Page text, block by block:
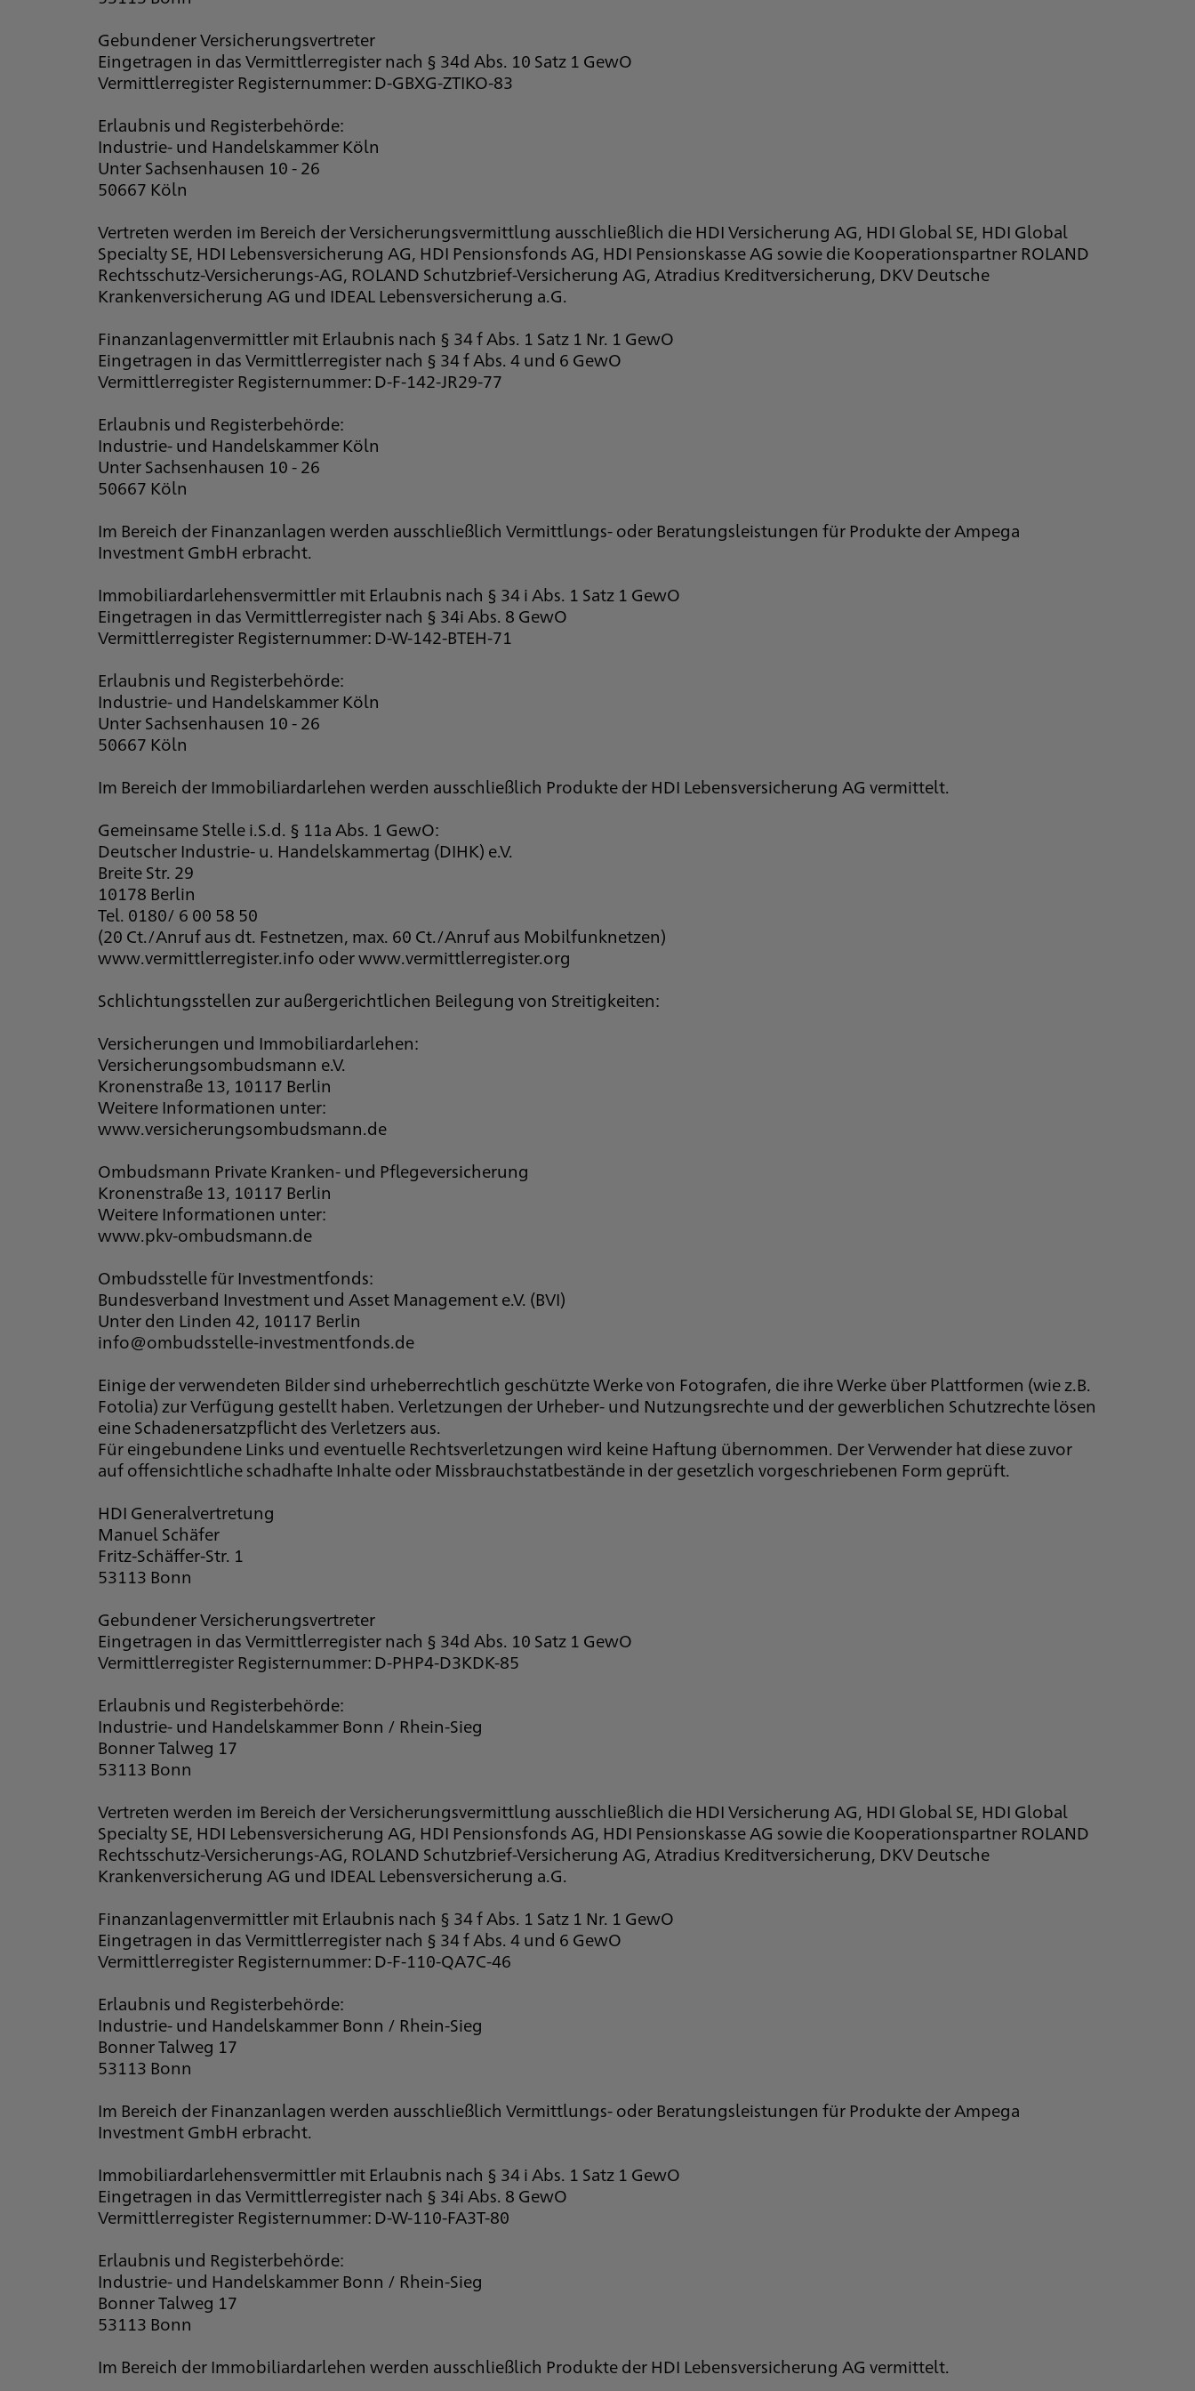
Gebundener Versicherungsvertreter
Eingetragen in das Vermittlerregister nach § 34d Abs. 10 Satz 1 GewO
Vermittlerregister Registernummer: D-GBXG-ZTIKO-83
Erlaubnis und Registerbehörde:
Industrie- und Handelskammer Köln
Unter Sachsenhausen 10 - 26
50667 Köln
Vertreten werden im Bereich der Versicherungsvermittlung ausschließlich die HDI Versicherung AG, HDI Global SE, HDI Global
Specialty SE, HDI Lebensversicherung AG, HDI Pensionsfonds AG, HDI Pensionskasse AG sowie die Kooperationspartner ROLAND
Rechtsschutz-Versicherungs-AG, ROLAND Schutzbrief-Versicherung AG, Atradius Kreditversicherung, DKV Deutsche
Krankenversicherung AG und IDEAL Lebensversicherung a.G.
Finanzanlagenvermittler mit Erlaubnis nach § 34 f Abs. 1 Satz 1 Nr. 1 GewO
Eingetragen in das Vermittlerregister nach § 34 f Abs. 4 und 6 GewO
Vermittlerregister Registernummer: D-F-142-JR29-77
Erlaubnis und Registerbehörde:
Industrie- und Handelskammer Köln
Unter Sachsenhausen 10 - 26
50667 Köln
Im Bereich der Finanzanlagen werden ausschließlich Vermittlungs- oder Beratungsleistungen für Produkte der Ampega
Investment GmbH erbracht.
Immobiliardarlehensvermittler mit Erlaubnis nach § 34 i Abs. 1 Satz 1 GewO
Eingetragen in das Vermittlerregister nach § 34i Abs. 8 GewO
Vermittlerregister Registernummer: D-W-142-BTEH-71
Erlaubnis und Registerbehörde:
Industrie- und Handelskammer Köln
Unter Sachsenhausen 10 - 26
50667 Köln
Im Bereich der Immobiliardarlehen werden ausschließlich Produkte der HDI Lebensversicherung AG vermittelt.
Gemeinsame Stelle i.S.d. § 11a Abs. 1 GewO:
Deutscher Industrie- u. Handelskammertag (DIHK) e.V.
Breite Str. 29
10178 Berlin
Tel. 0180/ 6 00 58 50
(20 Ct./Anruf aus dt. Festnetzen, max. 60 Ct./Anruf aus Mobilfunknetzen)
www.vermittlerregister.info oder www.vermittlerregister.org
Schlichtungsstellen zur außergerichtlichen Beilegung von Streitigkeiten:
Versicherungen und Immobiliardarlehen:
Versicherungsombudsmann e.V.
Kronenstraße 13, 10117 Berlin
Weitere Informationen unter:
www.versicherungsombudsmann.de
Ombudsmann Private Kranken- und Pflegeversicherung
Kronenstraße 13, 10117 Berlin
Weitere Informationen unter:
www.pkv-ombudsmann.de
Ombudsstelle für Investmentfonds:
Bundesverband Investment und Asset Management e.V. (BVI)
Unter den Linden 42, 10117 Berlin
info@ombudsstelle-investmentfonds.de
Einige der verwendeten Bilder sind urheberrechtlich geschützte Werke von Fotografen, die ihre Werke über Plattformen (wie z.B.
Fotolia) zur Verfügung gestellt haben. Verletzungen der Urheber- und Nutzungsrechte und der gewerblichen Schutzrechte lösen
eine Schadenersatzpflicht des Verletzers aus.
Für eingebundene Links und eventuelle Rechtsverletzungen wird keine Haftung übernommen. Der Verwender hat diese zuvor
auf offensichtliche schadhafte Inhalte oder Missbrauchstatbestände in der gesetzlich vorgeschriebenen Form geprüft.
HDI Generalvertretung
Manuel Schäfer
Fritz-Schäffer-Str. 1
53113 Bonn
Gebundener Versicherungsvertreter
Eingetragen in das Vermittlerregister nach § 34d Abs. 10 Satz 1 GewO
Vermittlerregister Registernummer: D-PHP4-D3KDK-85
Erlaubnis und Registerbehörde:
Industrie- und Handelskammer Bonn / Rhein-Sieg
Bonner Talweg 17
53113 Bonn
Vertreten werden im Bereich der Versicherungsvermittlung ausschließlich die HDI Versicherung AG, HDI Global SE, HDI Global
Specialty SE, HDI Lebensversicherung AG, HDI Pensionsfonds AG, HDI Pensionskasse AG sowie die Kooperationspartner ROLAND
Rechtsschutz-Versicherungs-AG, ROLAND Schutzbrief-Versicherung AG, Atradius Kreditversicherung, DKV Deutsche
Krankenversicherung AG und IDEAL Lebensversicherung a.G.
Finanzanlagenvermittler mit Erlaubnis nach § 34 f Abs. 1 Satz 1 Nr. 1 GewO
Eingetragen in das Vermittlerregister nach § 34 f Abs. 4 und 6 GewO
Vermittlerregister Registernummer: D-F-110-QA7C-46
Erlaubnis und Registerbehörde:
Industrie- und Handelskammer Bonn / Rhein-Sieg
Bonner Talweg 17
53113 Bonn
Im Bereich der Finanzanlagen werden ausschließlich Vermittlungs- oder Beratungsleistungen für Produkte der Ampega
Investment GmbH erbracht.
Immobiliardarlehensvermittler mit Erlaubnis nach § 34 i Abs. 1 Satz 1 GewO
Eingetragen in das Vermittlerregister nach § 34i Abs. 8 GewO
Vermittlerregister Registernummer: D-W-110-FA3T-80
Erlaubnis und Registerbehörde:
Industrie- und Handelskammer Bonn / Rhein-Sieg
Bonner Talweg 17
53113 Bonn
Im Bereich der Immobiliardarlehen werden ausschließlich Produkte der HDI Lebensversicherung AG vermittelt.